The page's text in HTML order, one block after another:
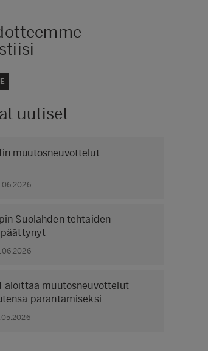
uutiset
muutosneuvottelut
Suolahden tehtaiden
aloittaa muutosneuvottelut
parantamiseksi